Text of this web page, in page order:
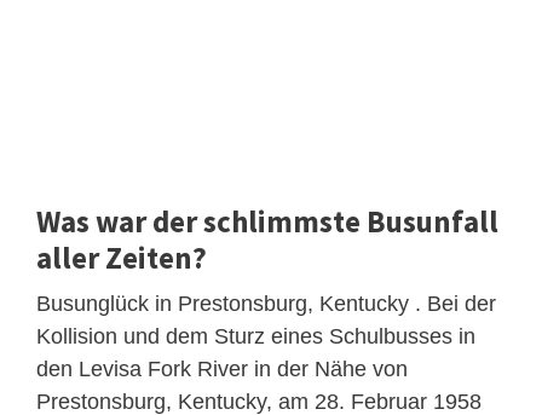
Was war der schlimmste Busunfall
aller Zeiten?
Busunglück in Prestonsburg, Kentucky . Bei der
Kollision und dem Sturz eines Schulbusses in
den Levisa Fork River in der Nähe von
Prestonsburg, Kentucky, am 28. Februar 1958